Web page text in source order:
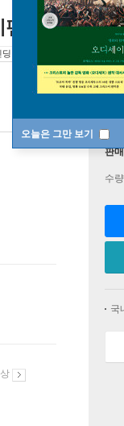
오늘은 그만 보기
스티커북+
딩 & 에디션 안내
판
수량
국